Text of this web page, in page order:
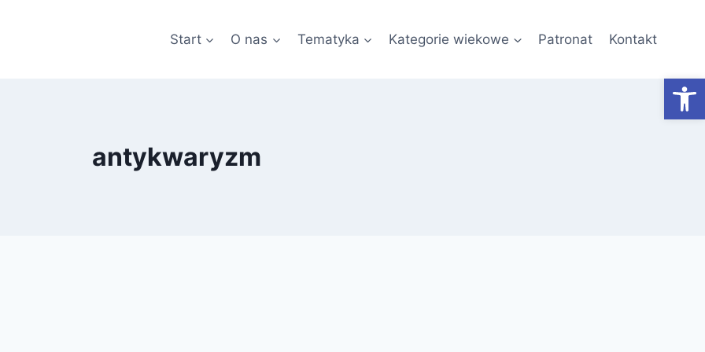
Start O nas Tematyka Kategorie wiekowe Patronat Kontakt
antykwaryzm